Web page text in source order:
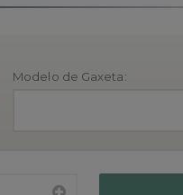
Modelo de Gaxeta: